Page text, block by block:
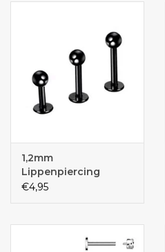
1,2mm
Lippenpiercing
schwarz
€4,95